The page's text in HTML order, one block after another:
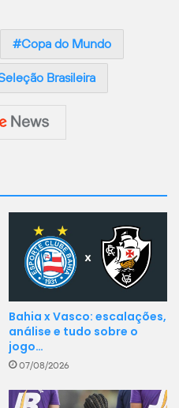
Copa do Mundo
Brasileira
Bahia x Vasco: escalações,
análise e tudo sobre o
jogo…
07/08/2026